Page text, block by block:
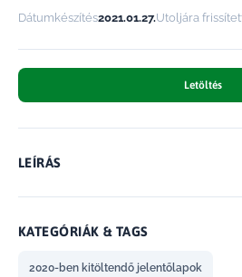
Dátumkészítés2021.01.27.Utoljára
Letöltés
LEÍRÁS
KATEGÓRIÁK & TAGS
2020-ben kitöltendő jelentőlapok